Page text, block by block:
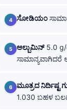
ಸೋಡಿಯಂ
ಆಲ್ಬುಮಿನ್5.0 g/
ಸಾಮಾನ್ಯವಾಗಿದರೆ
ಮೂತ್ರದ ನಿರ್ದಿಷ್ಟ
1.030 ಬಹಳ